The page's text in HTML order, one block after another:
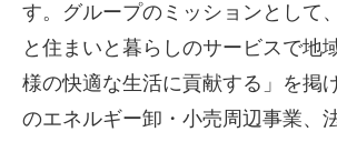
す。グループのミッションとして
と住まいと暮らしのサービスで地
様の快適な生活に貢献する」を掲
のエネルギー卸・小売周辺事業、